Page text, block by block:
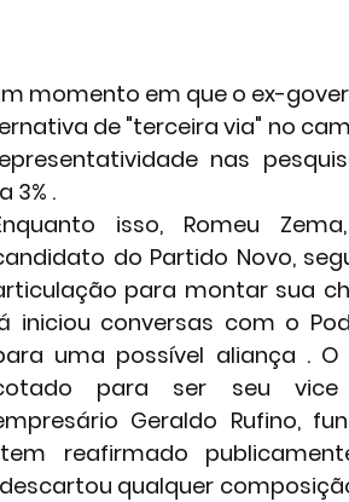
momento em que o ex-
de "terceira via" no
nas
3% .
isso, Romeu
do Partido Novo,
para montar sua
iniciou conversas com o
uma possível aliança . O
para ser seu
Geraldo Rufino,
reafirmado
qualquer